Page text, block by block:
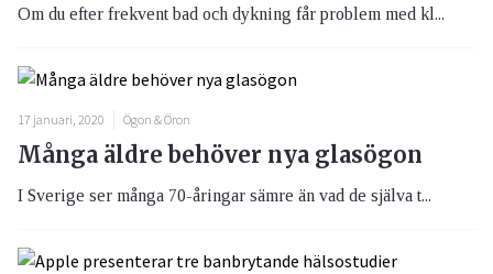
Om du efter frekvent bad och dykning får problem med kl...
17 januari, 2020 Ögon & Öron
Många äldre behöver nya glasögon
I Sverige ser många 70-åringar sämre än vad de själva t...